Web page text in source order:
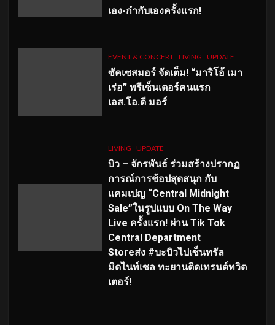
เอง-กำกับเองครั้งแรก!
EVENT & CONCERT LIVING UPDATE
ซัคเซสมอร์ จัดเต็ม! “มาริโอ้ เมา
เร่อ” พรีเซ็นเตอร์คนแรก
เอส.โอ.ดี มอร์
LIVING UPDATE
บิว – จักรพันธ์ ร่วมสร้างปรากฏ
การณ์การช้อปสุดสนุก กับ
แคมเปญ “Central Midnight
Sale”ในรูปแบบ On The Way
Live ครั้งแรก! ผ่าน Tik Tok
Central Department
Storeส่ง #บะบิวไปเซ็นทรัล
มิดไนท์เซล ทะยานติดเทรนด์ทวิต
เตอร์!